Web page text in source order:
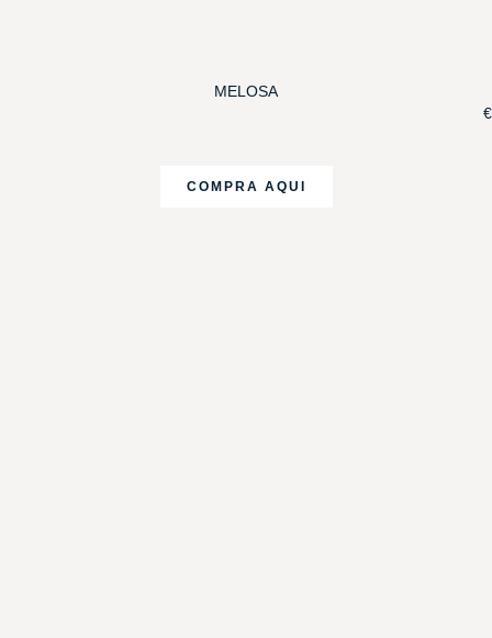
MELOSA
€
COMPRA AQUI